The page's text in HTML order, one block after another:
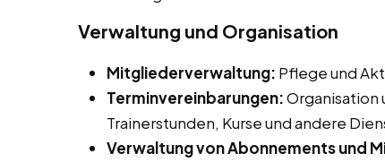
Verwaltung und Organisation
Mitgliederverwaltung: Pflege und
Terminvereinbarungen:Organisation
Trainerstunden, Kurse und andere
Verwaltung von Abonnements und